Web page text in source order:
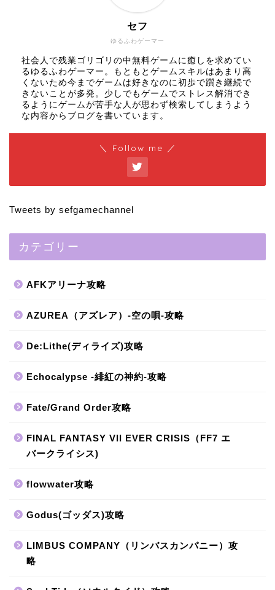
ゆるふわゲーマー
セフ
社会人で残業ゴリゴリの中無料ゲームに癒しを求めてい
るゆるふわゲーマー。もともとゲームスキルはあまり高
くないため今までゲームは好きなのに初歩で躓き継続で
きないことが多発。少しでもゲームでストレス解消でき
るようにゲームが苦手な人が思わず検索してしまうよう
な内容からブログを書いています。
＼ Follow me ／
Tweets by sefgamechannel
カテゴリー
AFKアリーナ攻略
AZUREA（アズレア）-空の唄-攻略
De:Lithe(ディライズ)攻略
Echocalypse -緋紅の神約-攻略
Fate/Grand Order攻略
FINAL FANTASY VII EVER CRISIS（FF7 エ
バークライシス)
flowwater攻略
Godus(ゴッダス)攻略
LIMBUS COMPANY（リンバスカンパニー）攻
略